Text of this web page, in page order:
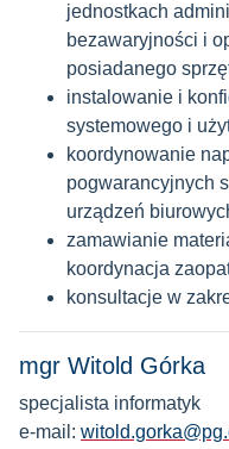
jednostkach
bezawaryjności i
posiadanego
instalowanie i
systemowego i
koordynowanie
pogwarancyjnych
urządzeń
zamawianie
koordynacja
konsultacje w
mgr Witold Górka
specjalista informatyk
e-mail: